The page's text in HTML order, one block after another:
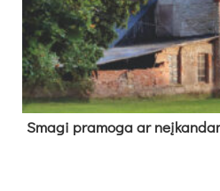
Sma­gi pra­mo­ga ar